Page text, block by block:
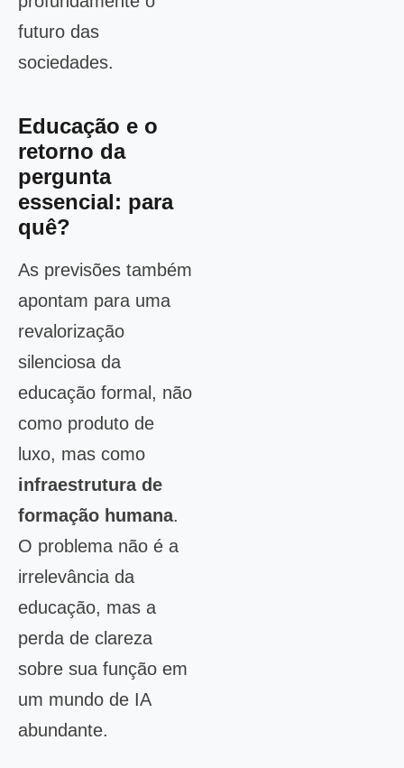
futuro das
sociedades.
Educação e o
retorno da
pergunta
essencial: para
quê?
As previsões também
apontam para uma
revalorização
silenciosa da
educação formal, não
como produto de
luxo, mas como
infraestrutura de
formação humana.
O problema não é a
irrelevância da
educação, mas a
perda de clareza
sobre sua função em
um mundo de IA
abundante.